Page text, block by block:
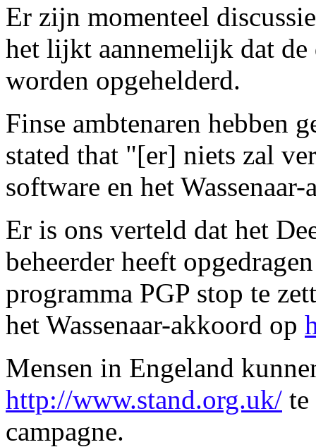
Er zijn momenteel
het lijkt aannemelijk dat
worden opgehelderd.
Finse ambtenaren hebben
stated that "[er] niets zal
software en het
Er is ons verteld dat het
beheerder heeft
programma PGP stop te
het Wassenaar-akkoord op
Mensen in Engeland
http://www.stand.org.uk/ te
campagne.